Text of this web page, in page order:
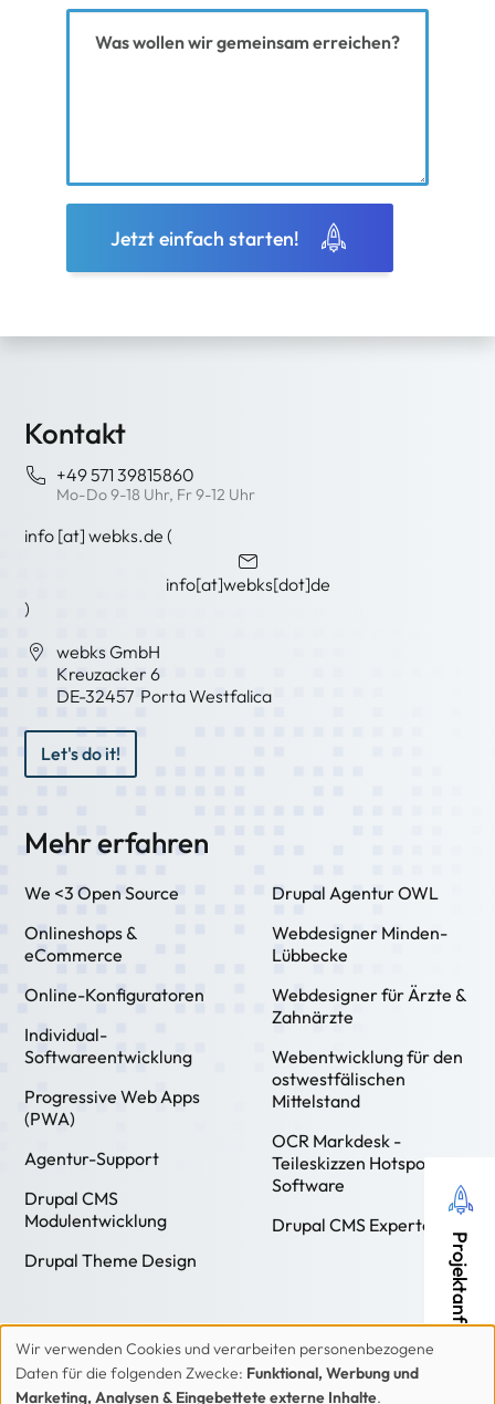
Jetzt einfach starten!
Kontakt
+49 571 39815860
Mo-Do 9-18 Uhr, Fr 9-12 Uhr
info [at]webks.de (
info[at]webks[dot]de
)
webks GmbH
Kreuzacker 6
DE-32457 Porta Westfalica
Let's do it!
Mehr erfahren
We <3 Open Source
Onlineshops &
eCommerce
Online-Konfiguratoren
Individual-
Softwareentwicklung
Progressive Web Apps
(PWA)
Agentur-Support
Drupal CMS
Modulentwicklung
Drupal Theme Design
Drupal Agentur OWL
Webdesigner Minden-
Lübbecke
Webdesigner für Ärzte &
Zahnärzte
Webentwicklung für den
ostwestfälischen
Mittelstand
OCR Markdesk -
Teileskizzen Hotspot
Software
Drupal CMS Experten
Kontakt Impressum Datenschutzerklärung
Projektanfrage
Verwendung
Wir verwenden Cookies und verarbeiten personenbezogene
Daten für die folgenden Zwecke: Funktional, Werbung und
Marketing, Analysen & Eingebettete externe Inhalte.